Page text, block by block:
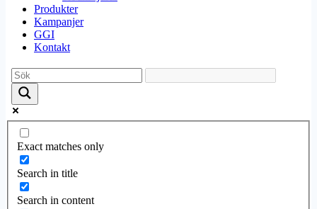
Produkter
Kampanjer
GGI
Kontakt
Exact matches only
Search in title
Search in content